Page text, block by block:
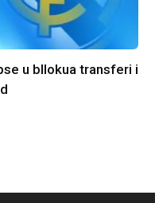
u bllokua transferi i